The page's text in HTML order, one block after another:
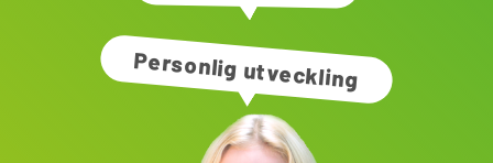
Personlig utveckling